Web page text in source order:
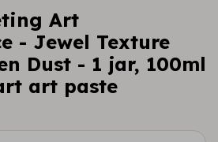
Art
- Jewel Texture
Dust - 1 jar, 100ml
art paste